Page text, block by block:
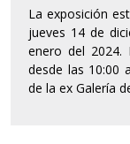
La exposición
jueves 14 de
enero del 2024.
desde las 10:00
de la ex Galería